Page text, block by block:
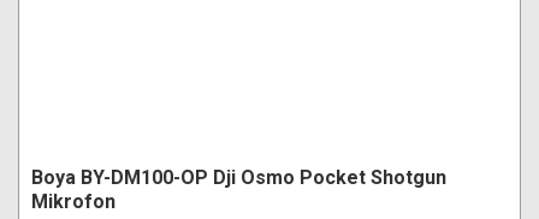
Boya BY-DM100-OP Dji Osmo Pocket Shotgun
Mikrofon